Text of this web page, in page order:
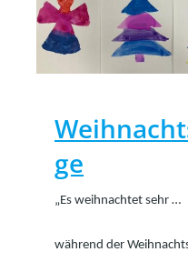
ge
„Es weihnachtet sehr …
während der